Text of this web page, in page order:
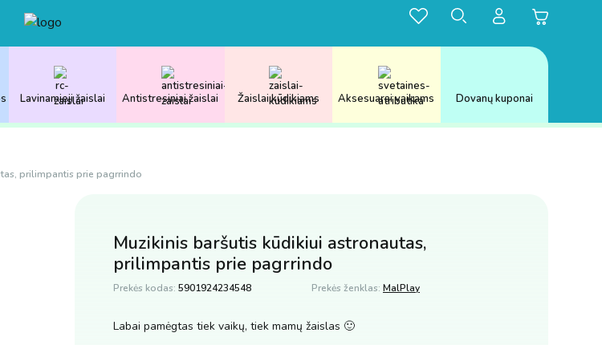
Lavinamieji žaislai Antistresiniai žaislai Žaislai kūdikiams Aksesuarai vaikams Dovanų kuponai
prilimpantis prie pagrrindo
Muzikinis baršutis kūdikiui astronautas,
prilimpantis prie pagrrindo
Prekės kodas: 5901924234548 Prekės ženklas: MalPlay
Labai pamėgtas tiek vaikų, tiek mamų žaislas 🙂